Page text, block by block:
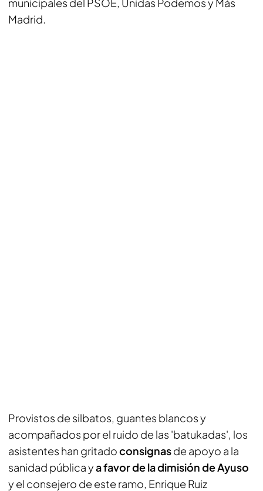
Madrid.
Provistos de silbatos, guantes blancos y
acompañados por el ruido de las 'batukadas', los
asistentes han gritadoconsignasde apoyo a la
sanidad pública ya favor de la dimisión de Ayuso
y el consejero de este ramo, Enrique Ruiz